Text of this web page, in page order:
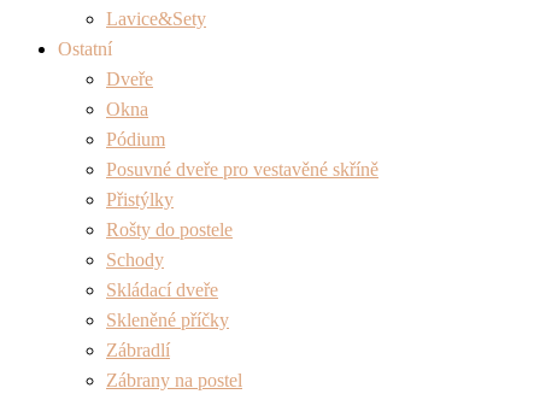
Lavice&Sety
Ostatní
Dveře
Okna
Pódium
Posuvné dveře pro vestavěné skříně
Přistýlky
Rošty do postele
Schody
Skládací dveře
Skleněné příčky
Zábradlí
Zábrany na postel